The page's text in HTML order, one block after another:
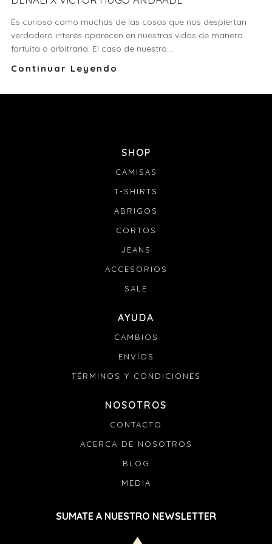
Es curioso como muchas de las cosas que nos despiertan
verdadero interés aparecen en nuestras vidas de manera
fortuita o arbitraria. El caso de nuestro...
Continuar Leyendo
SHOP
CAMISAS
T-SHIRTS
ABRIGOS
CORTOS
JEANS
ACCESORIOS
SALE
AYUDA
CAMBIOS
ENVÍOS
TÉRMINOS Y CONDICIONES
NOSOTROS
CONTACTO
ACERCA DE NOSOTROS
BLOG
MEDIA
SUMATE A NUESTRO NEWSLETTER